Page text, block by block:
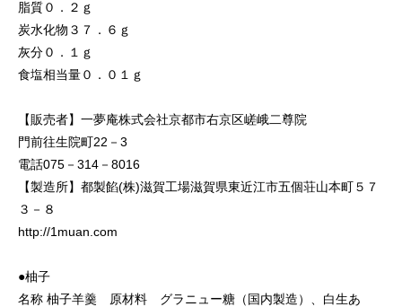
脂質０．２ｇ
炭水化物３７．６ｇ
灰分０．１ｇ
食塩相当量０．０１ｇ
【販売者】一夢庵株式会社京都市右京区嵯峨二尊院
門前往生院町22－3
電話075－314－8016
【製造所】都製餡(株)滋賀工場滋賀県東近江市五個荘山本町５７
３－８
http://1muan.com
●柚子
名称 柚子羊羹 原材料 グラニュー糖（国内製造）、白生あ